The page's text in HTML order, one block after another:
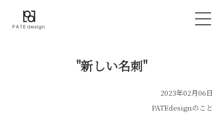
"新しい名刺"
2023年02月06日
PATEdesignのこと